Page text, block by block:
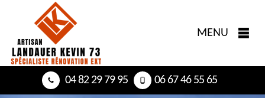
MENU
04 82 29 79 95 06 67 46 55 65